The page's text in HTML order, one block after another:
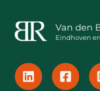
Van den
Eindhoven